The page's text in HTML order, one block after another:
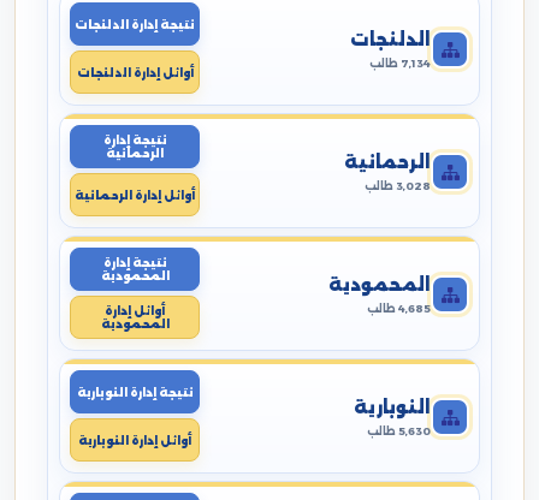
الدلنجات
7,134 طالب
نتيجة إدارة الدلنجات
أوائل إدارة الدلنجات
الرحمانية
3,028 طالب
نتيجة إدارة
الرحمانية
أوائل إدارة الرحمانية
المحمودية
4,685 طالب
نتيجة إدارة
المحمودية
أوائل إدارة
المحمودية
النوبارية
5,630 طالب
نتيجة إدارة النوبارية
أوائل إدارة النوبارية